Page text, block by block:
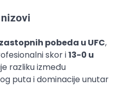
pobeda u UFC,
skor i13-0 u
razliku između
puta i dominacije unutar